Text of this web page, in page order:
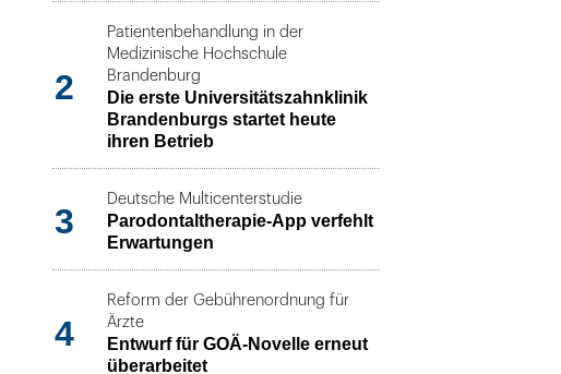
2
Patientenbehandlung in der
Medizinische Hochschule
Brandenburg
Die erste Universitätszahnklinik
Brandenburgs startet heute
ihren Betrieb
3
Deutsche Multicenterstudie
Parodontaltherapie-App verfehlt
Erwartungen
4
Reform der Gebührenordnung für
Ärzte
Entwurf für GOÄ-Novelle erneut
überarbeitet